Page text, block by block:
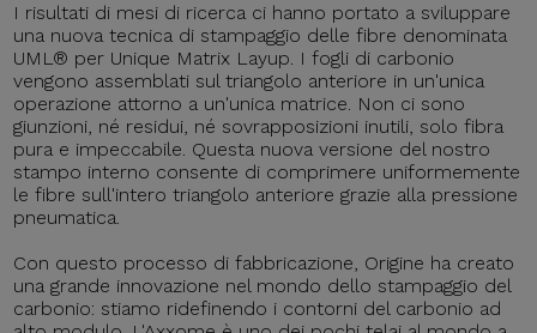
I risultati di mesi di ricerca ci hanno portato a sviluppare
una nuova tecnica di stampaggio delle fibre denominata
UML® per Unique Matrix Layup. I fogli di carbonio
vengono assemblati sul triangolo anteriore in un'unica
operazione attorno a un'unica matrice. Non ci sono
giunzioni, né residui, né sovrapposizioni inutili, solo fibra
pura e impeccabile. Questa nuova versione del nostro
stampo interno consente di comprimere uniformemente
le fibre sull'intero triangolo anteriore grazie alla pressione
pneumatica.
Con questo processo di fabbricazione, Origine ha creato
una grande innovazione nel mondo dello stampaggio del
carbonio: stiamo ridefinendo i contorni del carbonio ad